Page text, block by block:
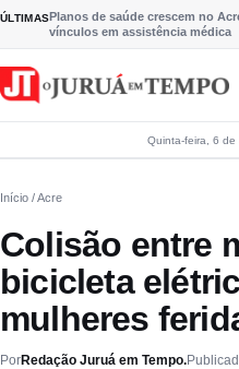
Pular para o conteúdo
ÚLTIMASPlanos de saúde crescem no
vínculos em assistência médica
Quinta-feira, 6
Início / Acre
Colisão entre
bicicleta
mulheres
PorRedação Juruá em Tempo.